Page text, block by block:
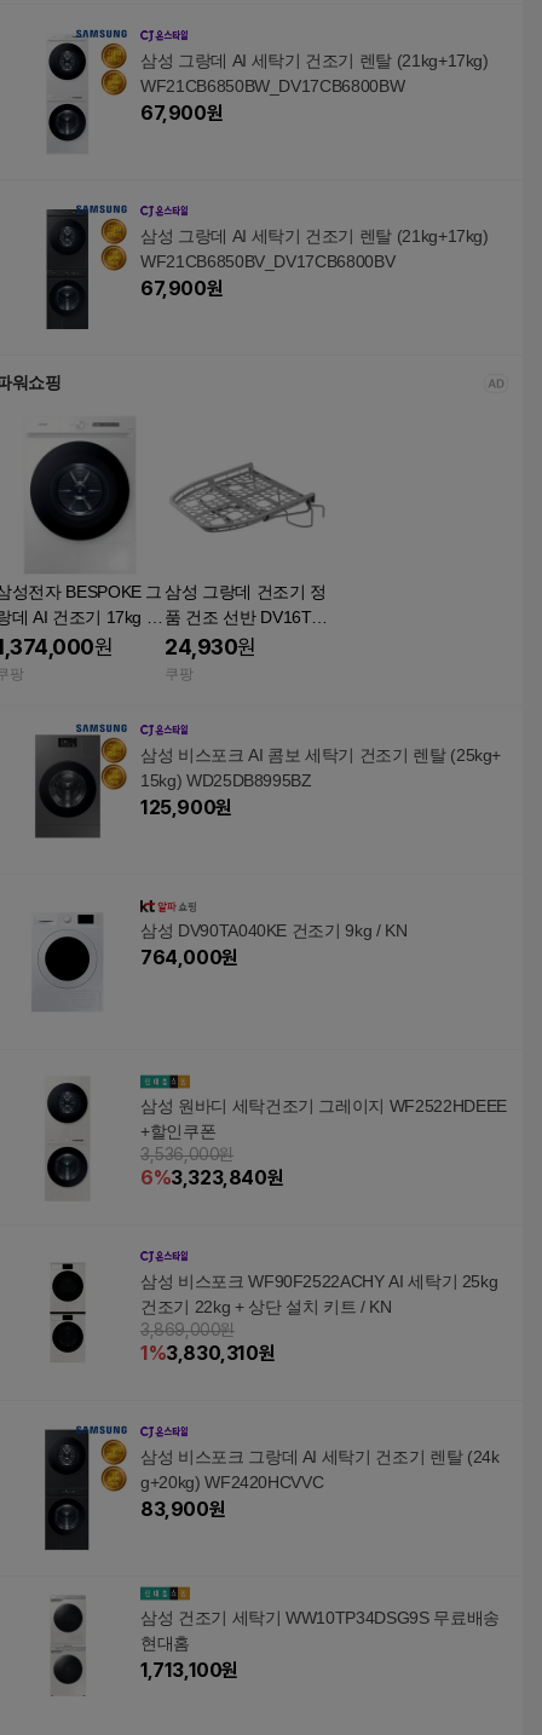
삼성 그랑데 AI 세탁기 건조기 렌탈 (21kg+17kg)
WF21CB6850BW_DV17CB6800BW
67,900원
삼성 그랑데 AI 세탁기 건조기 렌탈 (21kg+17kg)
WF21CB6850BV_DV17CB6800BV
67,900원
워쇼핑
성전자 BESPOKE 그
데 AI 건조기 17kg D
화이트
문설치 1등급 의류건
원
팡
삼성 그랑데 건조기 정
품 건조 선반 DV16T87
40SER DV17A9720BE
DV17A9740CE DV16T
24,930원
쿠팡
삼성 비스포크 AI 콤보 세탁기 건조기 렌탈 (25kg+
15kg) WD25DB8995BZ
125,900원
삼성 DV90TA040KE 건조기 9kg / KN
764,000원
삼성 원바디 세탁건조기 그레이지 WF2522HDEEE
+할인쿠폰
3,536,000원
6%3,323,840원
삼성 비스포크 WF90F2522ACHY AI 세탁기 25kg
건조기 22kg + 상단 설치 키트 / KN
3,869,000원
1%3,830,310원
삼성 비스포크 그랑데 AI 세탁기 건조기 렌탈 (24k
g+20kg) WF2420HCVVC
83,900원
삼성 건조기 세탁기 WW10TP34DSG9S 무료배송
현대홈
1,713,100원